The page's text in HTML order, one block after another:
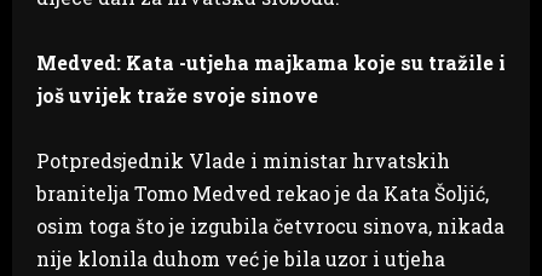
Medved: Kata -utjeha majkama koje su tražile i
još uvijek traže svoje sinove
Potpredsjednik Vlade i ministar hrvatskih
branitelja Tomo Medved rekao je da Kata Šoljić,
osim toga što je izgubila četvrocu sinova, nikada
nije klonila duhom već je bila uzor i utjeha